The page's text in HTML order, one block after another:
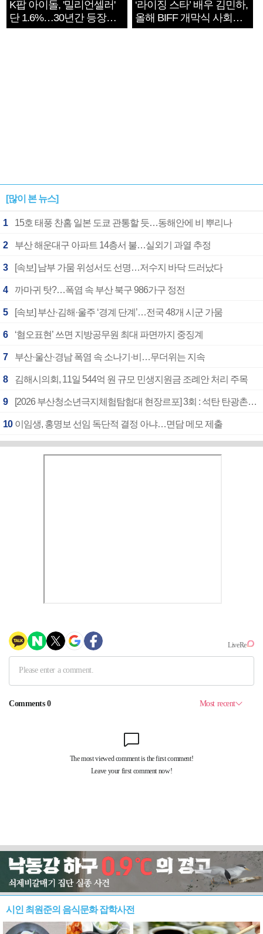
K팝 아이돌, '밀리언셀러'
단 1.6%…30년간 등장
1182개팀 전수조사
‘라이징 스타’ 배우 김민하,
올해 BIFF 개막식 사회자
확정
[많이 본 뉴스]
1 15호 태풍 찬홈 일본 도쿄 관통할 듯…동해안에 비 뿌리나
2 부산 해운대구 아파트 14층서 불…실외기 과열 추정
3 [속보] 남부 가뭄 위성서도 선명…저수지 바닥 드러났다
4 까마귀 탓?…폭염 속 부산 북구 986가구 정전
5 [속보] 부산·김해·울주 ‘경계 단계’…전국 48개 시군 가뭄
6 ‘혐오표현’ 쓰면 지방공무원 최대 파면까지 중징계
7 부산·울산·경남 폭염 속 소나기·비…무더위는 지속
8 김해시의회, 11일 544억 원 규모 민생지원금 조례안 처리 주목
9 [2026 부산청소년극지체험탐험대 현장르포] 3회 : 석탄 탄광촌에서 북극 연구의 중심지로
10 이임생, 홍명보 선임 독단적 결정 아냐…면담 메모 제출
시인 최원준의 음식문화 잡학사전